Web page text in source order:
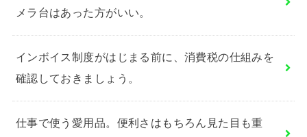
メラ台はあった方がいい。
インボイス制度がはじまる前に、消費税の仕組みを
確認しておきましょう。
仕事で使う愛用品。便利さはもちろん見た目も重